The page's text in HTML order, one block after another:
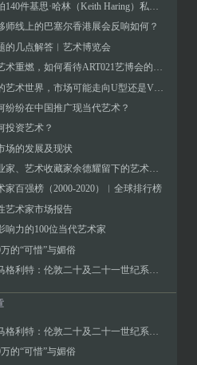
苏富比将上拍140件基思·哈林（Keith Haring）私人珍藏作品
师线上的巴塞尔香港展会反响如何？
的几点解答︱艺术博览会
后疫情时代艺术重燃，如何看待ART021艺博会的交易踊跃
被疫情重构的艺术世界，市场可能走向U型还是V形复苏？
纷纷在中国推广现当代艺术？
投资艺术？
场的发展及现状
印尼华侨企业家、艺术收藏家余德耀留下的艺术与社会遗产
家百强榜（2000-2020）︱全球排行榜
艺术家市场报告
响力的100位当代艺术家
的“可惜”与媚俗
从毕加索到马格利特：伦敦二十及二十一世纪系列拍卖香港预展
的“可惜”与媚俗